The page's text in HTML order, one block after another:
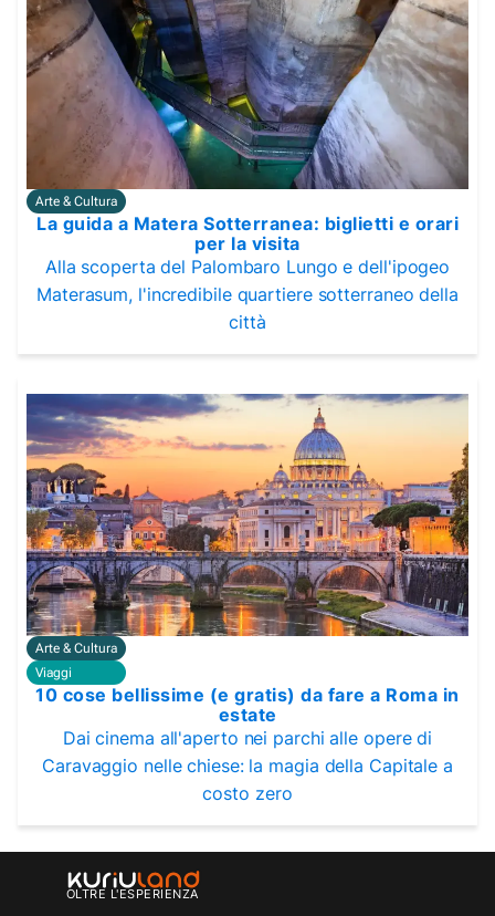
Arte & Cultura
La guida a Matera Sotterranea: biglietti e orari
per la visita
Alla scoperta del Palombaro Lungo e dell'ipogeo
Materasum, l'incredibile quartiere sotterraneo della
città
Arte & Cultura
Viaggi
10 cose bellissime (e gratis) da fare a Roma in
estate
Dai cinema all'aperto nei parchi alle opere di
Caravaggio nelle chiese: la magia della Capitale a
costo zero
OLTRE L'ESPERIENZA